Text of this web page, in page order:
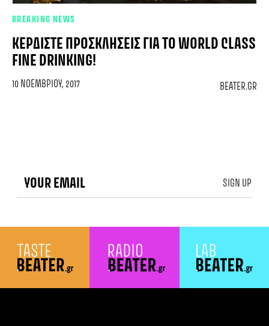
BREAKING NEWS
ΚΕΡΔΊΣΤΕ ΠΡΟΣΚΛΉΣΕΙΣ ΓΙΑ ΤΟ WORLD CLASS
FINE DRINKING!
10 ΝΟΕΜΒΡΊΟΥ, 2017 BEATER.GR
SIGN UP